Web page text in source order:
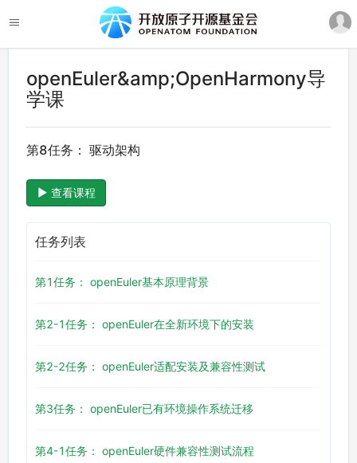
openEuler&amp;OpenHarmony导
学课
第8任务： 驱动架构
查看课程
任务列表
第1任务： openEuler基本原理背景
第2-1任务： openEuler在全新环境下的安装
第2-2任务： openEuler适配安装及兼容性测试
第3任务： openEuler已有环境操作系统迁移
第4-1任务： openEuler硬件兼容性测试流程